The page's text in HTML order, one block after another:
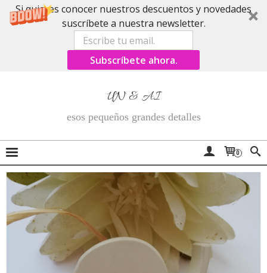
Si quieres conocer nuestros descuentos y novedades
suscríbete a nuestra newsletter.
Subscríbete ahora.
UN & AI
esos pequeños grandes detalles
0